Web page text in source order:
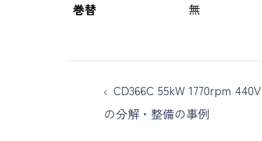
巻替
無
CD366C 55kW 1770rpm 440V
の分解・整備の事例